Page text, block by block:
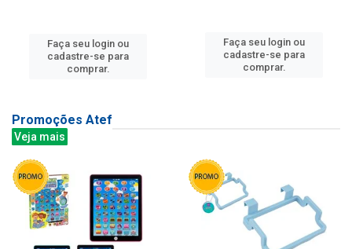
Faça seu login ou
cadastre-se para
comprar.
Faça seu login ou
cadastre-se para
comprar.
Promoções Atef
Veja mais